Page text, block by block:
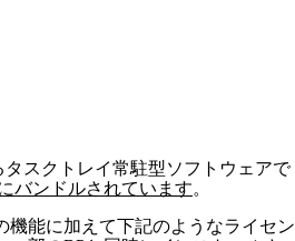
タスクトレイ常駐型ソフトウェアで
バンドルされています。
機能に加えて下記のようなライセン